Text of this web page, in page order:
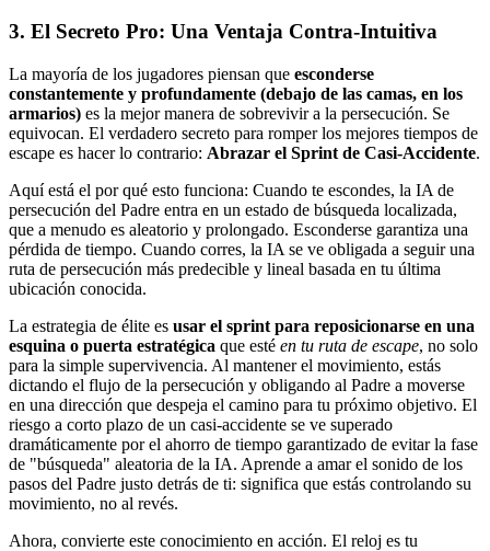
3. El Secreto Pro: Una Ventaja Contra-Intuitiva
La mayoría de los jugadores piensan que esconderse
constantemente y profundamente (debajo de las camas, en los
armarios) es la mejor manera de sobrevivir a la persecución. Se
equivocan. El verdadero secreto para romper los mejores tiempos de
escape es hacer lo contrario: Abrazar el Sprint de Casi-Accidente.
Aquí está el por qué esto funciona: Cuando te escondes, la IA de
persecución del Padre entra en un estado de búsqueda localizada,
que a menudo es aleatorio y prolongado. Esconderse garantiza una
pérdida de tiempo. Cuando corres, la IA se ve obligada a seguir una
ruta de persecución más predecible y lineal basada en tu última
ubicación conocida.
La estrategia de élite es usar el sprint para reposicionarse en una
esquina o puerta estratégica que esté en tu ruta de escape, no solo
para la simple supervivencia. Al mantener el movimiento, estás
dictando el flujo de la persecución y obligando al Padre a moverse
en una dirección que despeja el camino para tu próximo objetivo. El
riesgo a corto plazo de un casi-accidente se ve superado
dramáticamente por el ahorro de tiempo garantizado de evitar la fase
de "búsqueda" aleatoria de la IA. Aprende a amar el sonido de los
pasos del Padre justo detrás de ti: significa que estás controlando su
movimiento, no al revés.
Ahora, convierte este conocimiento en acción. El reloj es tu